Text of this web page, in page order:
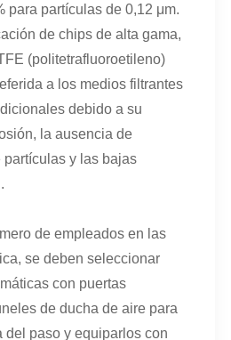
para partículas de 0,12 μm.
de chips de alta gama,
(politetrafluoroetileno)
a los medios filtrantes
debido a su
la ausencia de
y las bajas
de empleados en las
se deben seleccionar
con puertas
de ducha de aire para
del paso y equiparlos con